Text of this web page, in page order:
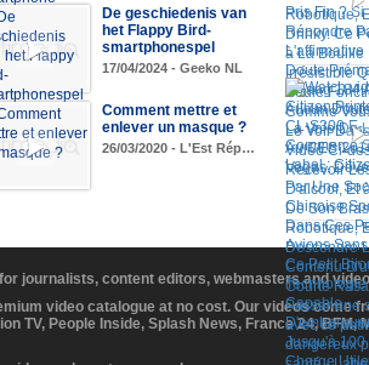
De geschiedenis van
het Flappy Bird-
smartphonespel
17/04/2024 - Geeko NL
Comment mettre et
enlever un masque ?
26/03/2020 - L'Est Rép…
journalists, content editors, webmasters and
video catalogue at no cost. Our videos come
TV, People Inside, Splash News, France 24, BFM,